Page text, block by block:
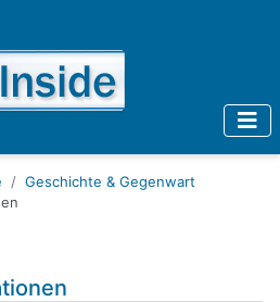
Geschichte & Gegenwart